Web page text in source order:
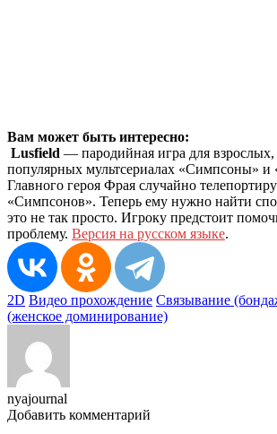
Вам может быть интересно:
Lusfield — пародийная игра для взрослых,
популярных мультсериалах «Симпсоны» и
Главного героя Фрая случайно
«Симпсонов». Теперь ему нужно найти
это не так просто. Игроку предстоит
проблему. Версия на русском языке.
2D Видео прохождение Связывание
(женское доминирование)
nyajournal
Добавить комментарий